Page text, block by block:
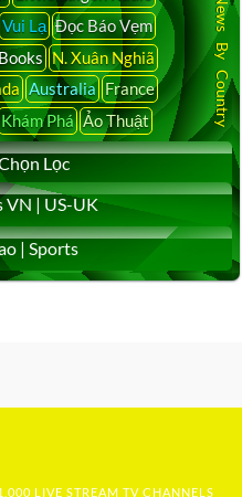
Vui Lạ Đọc Báo Vẹm
N. Xuân Nghiã
Australia France
Khám Phá Ảo Thuật
Lọc
VN | US-UK
| Sports
LIVE STREAM TV CHANNELS